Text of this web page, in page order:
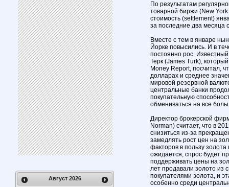
Август 2026
По результатам
товарной биржи (New
стоимость (settlement)
за последние два месяца
Вместе с тем в январе
Йорке повысились. И в
постоянно рос.
Терк (James Turk),
Money Report, посчитал,
долларах и среднее
мировой резервной
центральные банки
покупательную
обмениваться на все
Директор брокерской
Norman) считает, что в
снизиться из-за
замедлять рост цен на
факторов в пользу золота
ожидается, спрос будет
поддерживать цены на
лет продавали золото из
покупателями золота, и
особенно среди